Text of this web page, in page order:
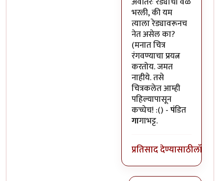
भरली, की यम
त्याला रेड्यावरूनच
नेत असेल का?
(मनात चित्र
रंगवण्याचा प्रयत्न
करतोय. जमत
नाहीये. तसे
चित्रकलेत आम्ही
पहिल्यापासून
कच्चेच! :() -पंडित
गागाभट्ट.
प्रतिसाद देण्यासाठीलॉग